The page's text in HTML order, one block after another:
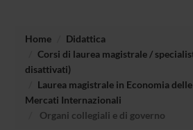
Home
Didattica
Corsi di laurea magistrale /
disattivati)
Laurea magistrale in Economia
Mercati Internazionali
Organi collegiali e di governo